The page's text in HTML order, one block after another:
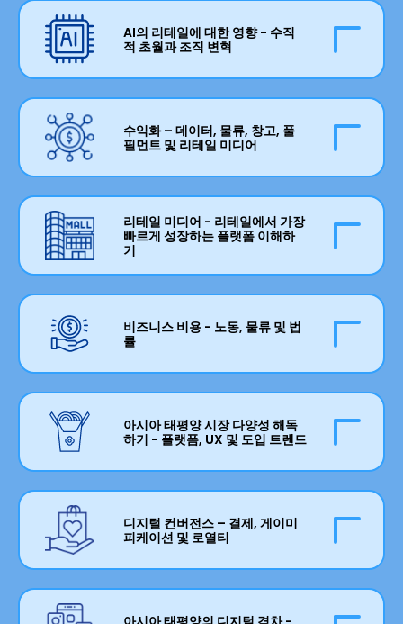
습니다. 우리는 Gen AI의 프롬프트 기반 스크립팅
에서 사용자를 대신하여 추론하고, 계획하고, 행동
하여 사전 결정된 목표와 작업을 수행할 수 있는 완
전 자율 에이전트로 나아가고 있습니다. 마법처럼
들린다면, 그것은 아직 충분히 널리 이해되지 않았
기 때문입니다 – 특히 에이전틱 AI의 특정 응용 프
로그램인 에이전틱 커머스의 도입과 함께 말이죠.
이는 AI 에이전트가 소비자가 최고의 거래를 찾고,
최대 할인을 받고, 사용자의 입력이 거의 또는 전혀
없이 구매 결정을 내리도록 도와줌으로써 온라인
및 모바일 쇼핑을 혁신할 수 있습니다. 그리고 이는
리테일 운영에서의 에이전틱 AI에 대해 이야기하
기 전의 일입니다 – 창고 관리부터 조달 및 공급망
관리에 이르기까지 모든 것을 최적화하는 자율 엔
티티와 함께 말이죠. 우리는 에이전틱 마켓플레이
스, 생태계 및 공장의 부상을 보게 될 수 있습니다.
가능성은 무한해 보이며, 우리는 이 모든 것이 어디
로 향하고 있는지 이해해야 합니다.
AI의 리테일에 대한 영향 - 수직
적 초월과 조직 변혁
습니다. 에이전틱 AI가 최신 머신 러닝 트렌드인 반
면, 조직 전반에 걸친 AI의 응용은 비즈니스 부문과
단위를 초월합니다. 단일 팀이나 부서가 AI를 채택
하고 운영 효율성을 발전시키는 것만으로는 더 이
상 충분하지 않습니다 – 모놀리식 ERP에서 헤드리
스 마이크로서비스 기반 기술 스택으로 이동함에
따라 AI가 제공할 수 있는 혁명적 영향을 완전히 수
용하려면 조직 전체의 동의가 필요합니다. 비즈니
스 준비 상태와 변화 관성에 대한 질문은 여전히 남
할 수 있으며, 무엇이 귀사를 방해하고 있습니까?
수익화 – 데이터, 물류, 창고, 풀
필먼트 및 리테일 미디어
혁명적인 아이디어는 아니지만 더 자세히 살펴볼
가치가 있는 것입니다: 리테일러는 단순히 물건이
아닌 것을 판매하여 수익을 올릴 수 있습니다. 데이
터, 물류 서비스, 창고 공간, 풀필먼트 계약 또는 리
이센싱, 파트너십 및 협업도 새로운 수익 창출 기회
를 만들고 있는 가운데, 아시아 태평양의 리테일러
들은 지역 전반에 걸쳐 마진과 증가하는 비용에 맞
서 싸우면서 수익화의 잠재력을 실현하기 직전에
있습니다.
리테일 미디어 - 리테일에서 가장
빠르게 성장하는 플랫폼 이해하
기
리테일 미디어 수익은 연간 300억 달러에 도달할
정도로 성장했습니다. 비교하자면, 이커머스는 이
러한 수치에 도달하는 데 20년 이상이 걸렸고, 소셜
미디어는 16년이 걸렸습니다. 리테일 미디어는? 단
9년입니다! 전 세계 리테일 미디어 지출의 40%가
미국에서, 37%가 중국에서 발생하는 가운데, 일본,
한국 및 인도네시아와 같은 아시아 태평양 시장에
는 엄청난 성장 기회가 있으며, 이는 디지털 역학,
마케팅 전략 및 참여 전술의 변화로 이어지고 있습
니다. 과대 광고와 수치는 현실입니다 - 리테일 미
디어는 증가된 수익화, 더 정확한 분석 및 예측의
혁명을 촉진할 잠재력을 가지고 있습니다. 이 길은
우리를 어디로 이끌까요?
비즈니스 비용 - 노동, 물류 및 법
률
인플레이션이 전 세계적으로 문제를 일으키고 있
다는 것은 비밀이 아닙니다. 아시아 태평양 전역에
서 공급망 비용이 증가하고 있습니다. 많은 시장에
고 있습니다. ESG, 지속 가능성 및 기후 변화 법안
은 호주에서 베트남에 이르기까지 모든 곳에서 규
정 준수 기준을 강화하고 있습니다. 이러한 과제로
인해 리테일러들은 몇 가지 어려운 질문을 스스로
에게 던져야 합니다. 비용이 하늘 높이 치솟는다면
수익 증가가 중요합니까? 우선순위는 지출을 통합
아시아 태평양 시장 다양성 해독
하기 - 플랫폼, UX 및 도입 트렌드
아시아 태평양의 다양성은 버그가 아니라 특징입
니다. 그러나 시장, 문화 및 알고리즘과 관련하여 지
역의 이러한 놀라운 다양성은 범아시아 플랫폼 디
자인, 사용자 경험 및 기술 도입에서 엄청난 차이를
(Shopee)와 같은 동남아시아 플레이어와 비교하
디지털 컨버전스 – 결제, 게이미
피케이션 및 로열티
하나의 앱으로 하나의 특정 작업을 수행하던 시대
는 지났습니다. 오늘날 전제는 간단합니다 – 고객